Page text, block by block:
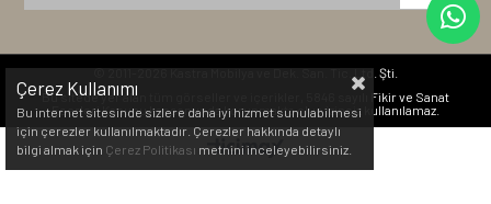
© 2011-2026 Kastra Mobilya ve Dek. San. Tic. Ltd. Şti.
Bu sitede yer alan tüm görseller ve içerikler, 5846 sayılı Fikir ve Sanat
Eserleri Kanunu kapsamında korunmakta olup izinsiz kullanılamaz.
Çerez Kullanımı
Bu internet sitesinde sizlere daha iyi hizmet sunulabilmesi
için çerezler kullanılmaktadır. Çerezler hakkında detaylı
bilgi almak için Çerez Politikası metnini inceleyebilirsiniz.